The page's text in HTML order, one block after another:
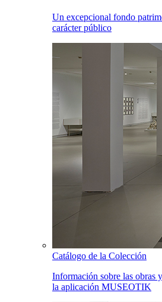
Un excepcional fondo
carácter público
Catálogo de la Colección
Información sobre las obras
la aplicación MUSEOTIK